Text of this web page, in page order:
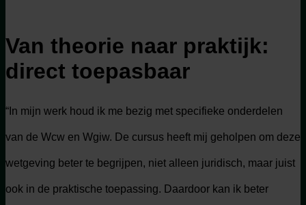
Van theorie naar praktijk:
direct toepasbaar
“In mijn werk houd ik me bezig met specifieke onderdelen
van de Wcw en Wgiw. De cursus heeft mij geholpen om deze
wetgeving beter te begrijpen, niet alleen juridisch, maar juist
ook in de praktische toepassing. Daardoor kan ik beter